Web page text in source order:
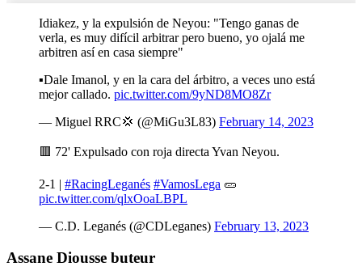
Idiakez, y la expulsión de Neyou: "Tengo ganas de
verla, es muy difícil arbitrar pero bueno, yo ojalá me
arbitren así en casa siempre"
▪️Dale Imanol, y en la cara del árbitro, a veces uno está
mejor callado. pic.twitter.com/9yND8MO8Zr
— Miguel RRC💢 (@MiGu3L83) February 14, 2023
🟥 72' Expulsado con roja directa Yvan Neyou.
2-1 | #RacingLeganés #VamosLega 🥒
pic.twitter.com/qlxOoaLBPL
— C.D. Leganés (@CDLeganes) February 13, 2023
Assane Diousse buteur